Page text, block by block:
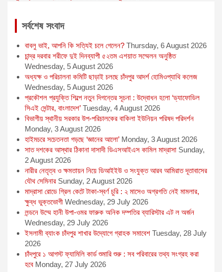
k
n
e
r
A
p
navigation
সর্বশেষ সংবাদ
বাবলু ভাই, আপনি কি সত্যিই চলে গেলেন? Thursday, 6 August 2026
চান্দ্র দরবার শরীফে দুই দিনব্যাপী ৫২তম এশয়াত সম্মেলন অনুষ্ঠিত
Wednesday, 5 August 2026
অধ্যক্ষ ও পরিচালনা কমিটি ছাড়াই চলছে চাঁদপুর আদর্শ হোমিওপ্যাথি কলেজ
Wednesday, 5 August 2026
প্রকৌশল প্রযুক্তি শিল্পে নতুন দিগন্তের সূচনা : উদ্বোধন হলো ‘ড্যাফোডিল
সিএই সেন্টার, বাংলাদেশ’ Tuesday, 4 August 2026
বিভাগীয় স্থানীয় সরকার উপ-পরিচালকের বাকিলা ইউনিয়ন পরিষদ পরিদর্শন
Monday, 3 August 2026
হাইমচরে সচেতনতা গড়ছে ‘জ্ঞানের আলো’ Monday, 3 August 2026
সাত দশকের আস্থার ঠিকানা দাসাদী ডিএসআইএস কামিল মাদ্রাসা Sunday,
2 August 2026
নারীর নেতৃত্ব ও ক্ষমতায়ন নিয়ে ডিআইইউ ও সংযুক্ত আরব আমিরাত দূতাবাসের
যৌথ সেমিনার Sunday, 2 August 2026
মাদ্রাসা রোডে গ্রিল কেটে টাকা-স্বর্ণ চুরি : ২ মাসেও অগ্রগতি নেই মামলার,
ক্ষুব্ধ ভুক্তভোগী Wednesday, 29 July 2026
লন্ডনে উম্মে হানী উপা-ওমর ফারুক অনিক দম্পতির ব্যারিস্টার এট ল অর্জন
Wednesday, 29 July 2026
ইসলামী ব্যাংক চাঁদপুর শাখার উদ্যোগে গ্রাহক সমাবেশ Tuesday, 28 July
2026
চাঁদপুরে ১ আগস্ট ফ্যামিলি কার্ড শুমারি শুরু : সব পরিবারের তথ্য সংগ্রহ করা
হবে Monday, 27 July 2026